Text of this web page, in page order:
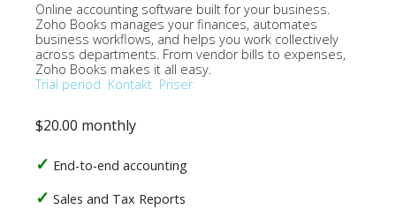
Online accounting software built for your business.
Zoho Books manages your finances, automates
business workflows, and helps you work collectively
across departments. From vendor bills to expenses,
Zoho Books makes it all easy.
Trial period Kontakt Priser
$20.00 monthly
End-to-end accounting
Sales and Tax Reports